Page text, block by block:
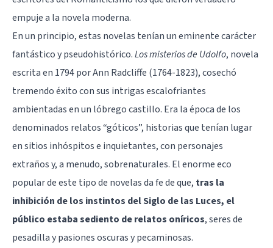
empuje a la novela moderna.
En un principio, estas novelas tenían un eminente carácter
fantástico y pseudohistórico.Los misterios de Udolfo, novela
escrita en 1794 por Ann Radcliffe (1764-1823), cosechó
tremendo éxito con sus intrigas escalofriantes
ambientadas en un lóbrego castillo. Era la época de los
denominados relatos “góticos”, historias que tenían lugar
en sitios inhóspitos e inquietantes, con personajes
extraños y, a menudo, sobrenaturales. El enorme eco
popular de este tipo de novelas da fe de que, tras la
inhibición de los instintos del Siglo de las Luces, el
público estaba sediento de relatos oníricos, seres de
pesadilla y pasiones oscuras y pecaminosas.